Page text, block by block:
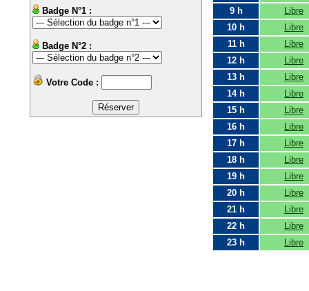
Badge N°1 :
Badge N°2 :
Votre Code :
9 h
Libre
10 h
Libre
11 h
Libre
12 h
Libre
13 h
Libre
14 h
Libre
15 h
Libre
16 h
Libre
17 h
Libre
18 h
Libre
19 h
Libre
20 h
Libre
21 h
Libre
22 h
Libre
23 h
Libre